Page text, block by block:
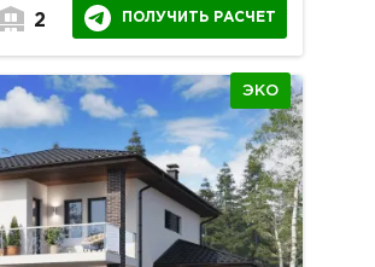
2 ПОЛУЧИТЬ РАСЧЕТ
ЭКО